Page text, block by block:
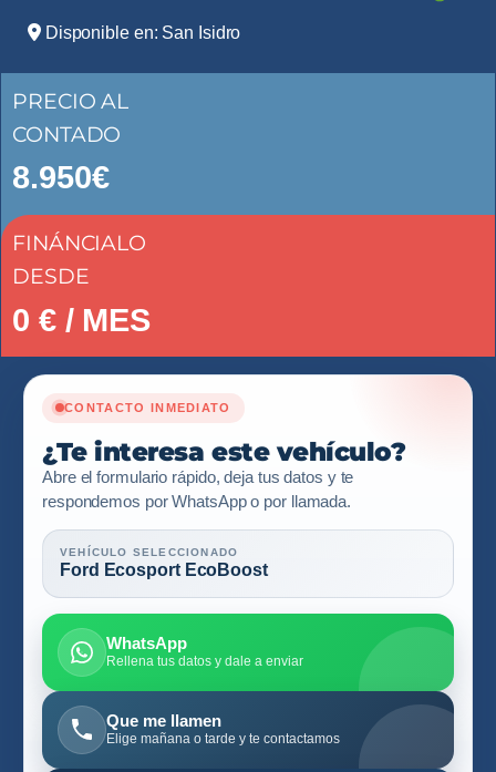
Disponible en: San Isidro
PRECIO AL
CONTADO
8.950€
FINÁNCIALO
DESDE
0 € / MES
CONTACTO INMEDIATO
¿Te interesa este vehículo?
Abre el formulario rápido, deja tus datos y te
respondemos por WhatsApp o por llamada.
VEHÍCULO SELECCIONADO
Ford Ecosport EcoBoost
WhatsApp
Rellena tus datos y dale a enviar
Que me llamen
Elige mañana o tarde y te contactamos